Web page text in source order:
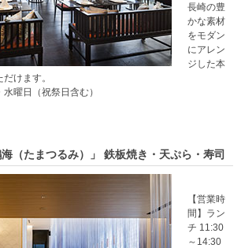
長崎の豊
かな素材
をモダン
にアレン
ジした本
けます。
曜日（祝祭日含む）
（たまつるみ）」 鉄板焼き・天ぷら・寿司
【営業時
間】ラン
チ 11:30
～14:30